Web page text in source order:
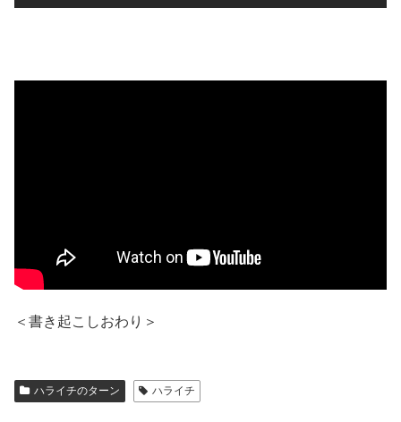
＜書き起こしおわり＞
ハライチのターン ハライチ